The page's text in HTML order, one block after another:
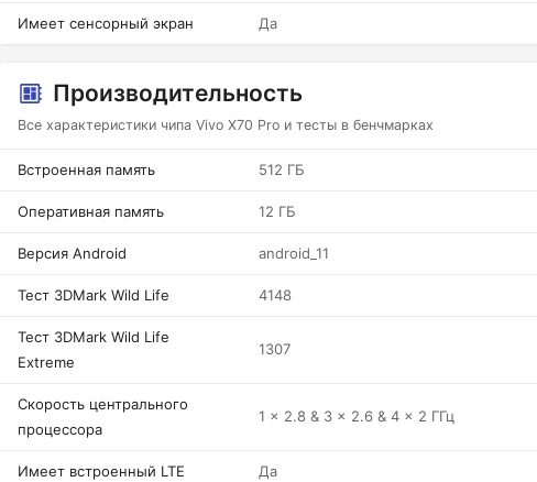
Имеет сенсорный экран Да
Производительность
Все характеристики чипа Vivo X70 Pro и тесты в бенчмарках
Встроенная память 512 ГБ
Оперативная память 12 ГБ
Версия Android android_11
Тест 3DMark Wild Life 4148
Тест 3DMark Wild Life
Extreme
1307
Скорость центрального
процессора
1 x 2.8 & 3 x 2.6 & 4 x 2 ГГц
Имеет встроенный LTE Да